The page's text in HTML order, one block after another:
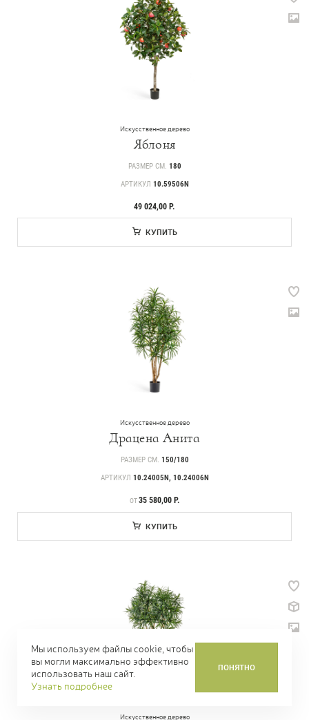
Искусственное дерево
Яблоня
РАЗМЕР СМ. 180
АРТИКУЛ 10.59506N
49 024,00 Р.
КУПИТЬ
Искусственное дерево
Драцена Анита
РАЗМЕР СМ. 150/180
АРТИКУЛ 10.24005N, 10.24006N
ЦЕНА
ОТ35 580,00 Р.
КУПИТЬ
Искусственное дерево
Мы используем файлы cookie, чтобы
вы могли максимально эффективно
использовать наш сайт.
Узнать подробнее
ПОНЯТНО